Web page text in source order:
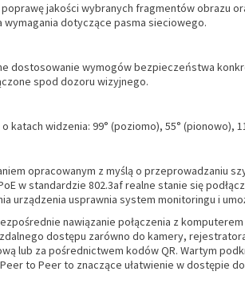
jakości wybranych fragmentów obrazu
dotyczące pasma sieciowego.
dostosowanie wymogów bezpieczeństwa
spod dozoru wizyjnego.
katach widzenia: 99° (poziomo), 55° (pionowo),
opracowanym z myślą o przeprowadzaniu
w standardzie 802.3af realne stanie się
urządzenia usprawnia system monitoringu i
nawiązanie połączenia z
dostępu zarówno do kamery,
lub za pośrednictwem kodów QR. Wartym
to Peer to znaczące ułatwienie w dostępie